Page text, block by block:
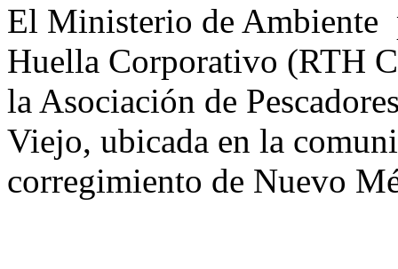
El Ministerio de Ambiente
Huella Corporativo (RTH
la Asociación de
Viejo, ubicada en la
corregimiento de Nuevo